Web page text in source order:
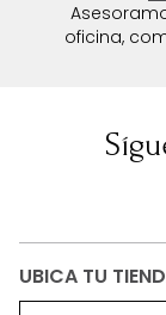
oficina,
UBICA TU